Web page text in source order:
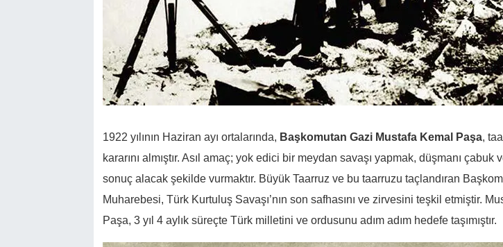
1922 yılının Haziran ayı ortalarında, Başkomutan Gazi Mustafa Kemal Paşa,
kararını almıştır. Asıl amaç; yok edici bir meydan savaşı yapmak, düşmanı çabuk
sonuç alacak şekilde vurmaktır. Büyük Taarruz ve bu taarruzu taçlandıran
Muharebesi, Türk Kurtuluş Savaşı’nın son safhasını ve zirvesini teşkil etmiştir.
Paşa, 3 yıl 4 aylık süreçte Türk milletini ve ordusunu adım adım hedefe taşımıştır.